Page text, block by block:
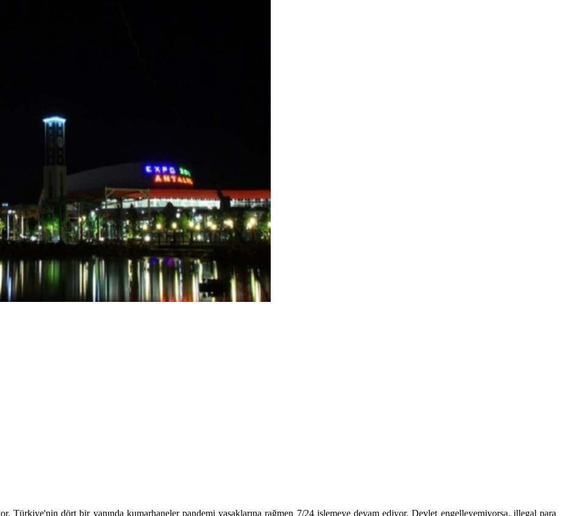
Türkiye'nin dört bir yanında kumarhaneler pandemi yasaklarına rağmen 7/24 işlemeye devam ediyor. Devlet engelleyemiyorsa, illegal para